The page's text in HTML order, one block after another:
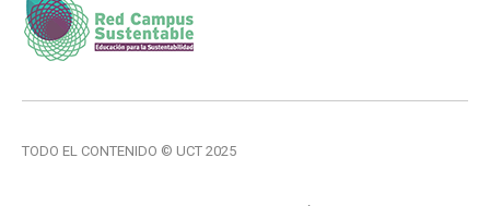
TODO EL CONTENIDO © UCT 2025